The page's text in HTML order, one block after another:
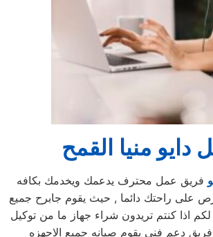
دايو منيا القمح
فريق عمل محترف يدعمك ويخدمك بكافه
على راحتك دائما , حيث يقوم جابرح جميع
لكم اذا كنتم تريدون شراء جهاز ما من توكيل
فريق دعم فنى يقوم صيانه جميع الاجهزه